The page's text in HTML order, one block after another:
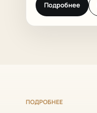
Подробнее
ПОДРОБНЕЕ